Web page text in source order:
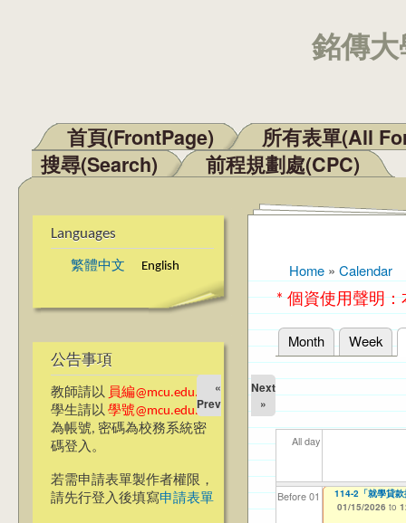
銘傳
Main menu
首頁(FrontPage)
所有表單(All
搜尋(Search)
前程規劃處(CPC)
Languages
繁體中文 English
公告事項
教師請以 員編@mcu.edu.tw
學生請以 學號@mcu.edu.tw
為帳號, 密碼為校務系統密
碼登入。
若需申請表單製作者權限，
請先行登入後填寫申請表單
You are here
Home » Calendar
* 個資使用聲明
Primary tabs
Month Week
«
Prev
Next
»
All day
Before 01
【資網處】
整合系統～表單
【財務處】工讀
11/12/2021 to
【財務處】漏打
錄
114
04/
114
02/
114
03/
【學
07/
教務
11/
商品
11/
114-2「就學貸
01/15/2026 to
114-2「就學貸
01/15/2026 to